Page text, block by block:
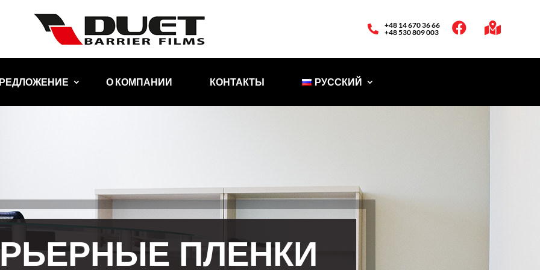

+48 14 670 36 66
+48 530 809 003
 
О КОМПАНИИ КОНТАКТЫ РУССКИЙ
ПЛЕНКИ